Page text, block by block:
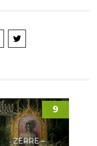
ZERRE –
9